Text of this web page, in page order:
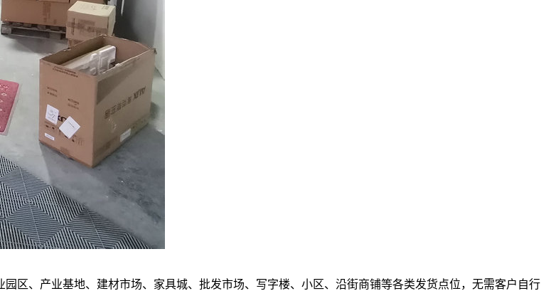
区、产业基地、建材市场、家具城、批发市场、写字楼、小区、沿街商铺等各类发货点位，无需客户自行